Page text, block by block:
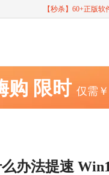
【秒杀】60+正版
购 限时 仅需
办法提速